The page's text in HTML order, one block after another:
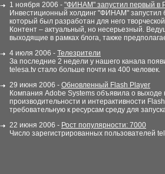
1 ноября 2006 - "ФИНАМ" запустил первый в
Инвестиционный холдинг "ФИНАМ" запустил
который был разработан для него
Контент – актуальный, но несерьезный.
выходящие в рамках блога, также
4 июля 2006 - Телезрители
За последние 2 недели у нашего канала
telesa.tv стало больше почти на 400 человек.
29 июня 2006 - Обновленный Flash Player
Компания Adobe Systems объявила о
производительности и интерактивности
требовательную к ресурсам среду для
22 июня 2006 - Рост популярности: 7000
Число зарегистрированных пользователей